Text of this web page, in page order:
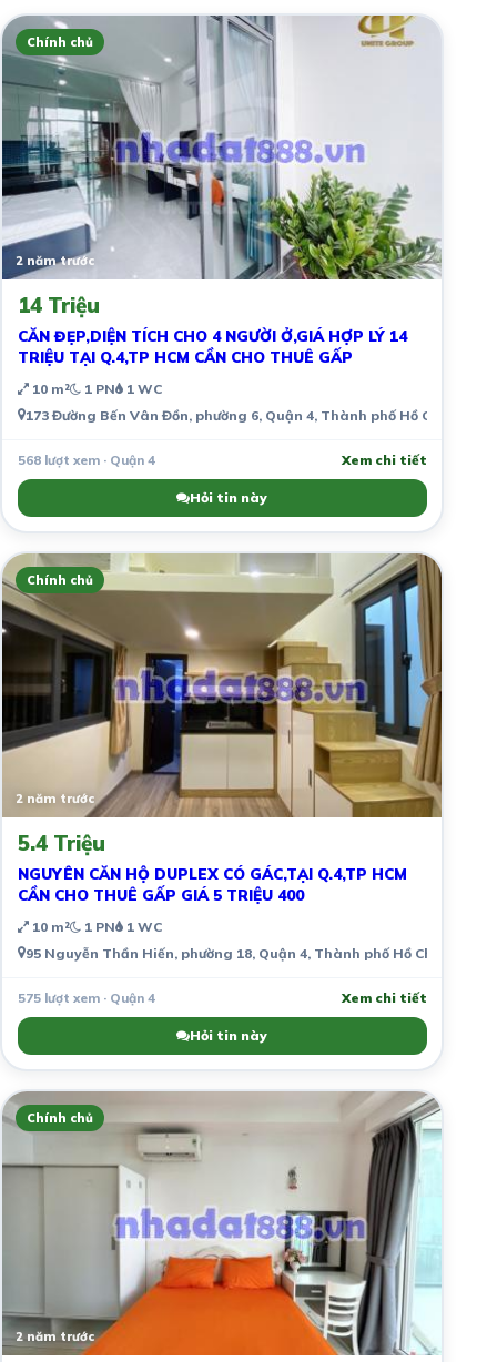
Chính chủ
2 năm trước
14 Triệu
CĂN ĐẸP,DIỆN TÍCH CHO 4 NGƯỜI Ở,GIÁ HỢP LÝ 14
TRIỆU TẠI Q.4,TP HCM CẦN CHO THUÊ GẤP
10 m² 1 PN 1 WC
173 Đường Bến Vân Đồn, phường 6, Quận 4, Thành phố Hồ Chí Minh,
568 lượt xem · Quận 4 Xem chi tiết
Hỏi tin này
Chính chủ
2 năm trước
5.4 Triệu
NGUYÊN CĂN HỘ DUPLEX CÓ GÁC,TẠI Q.4,TP HCM
CẦN CHO THUÊ GẤP GIÁ 5 TRIỆU 400
10 m² 1 PN 1 WC
95 Nguyễn Thần Hiến, phường 18, Quận 4, Thành phố Hồ Chí Minh,
575 lượt xem · Quận 4 Xem chi tiết
Hỏi tin này
Chính chủ
2 năm trước